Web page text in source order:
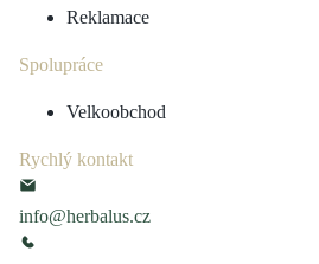
Reklamace
Spolupráce
Velkoobchod
Rychlý kontakt
info@herbalus.cz